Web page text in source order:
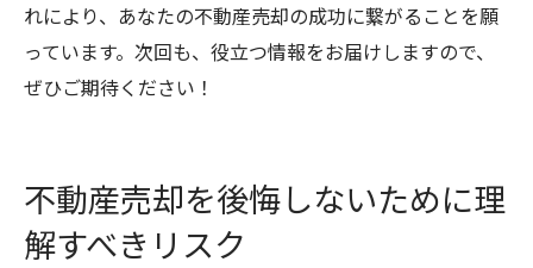
れにより、あなたの不動産売却の成功に繋がることを願
っています。次回も、役立つ情報をお届けしますので、
ぜひご期待ください！
不動産売却を後悔しないために理
解すべきリスク